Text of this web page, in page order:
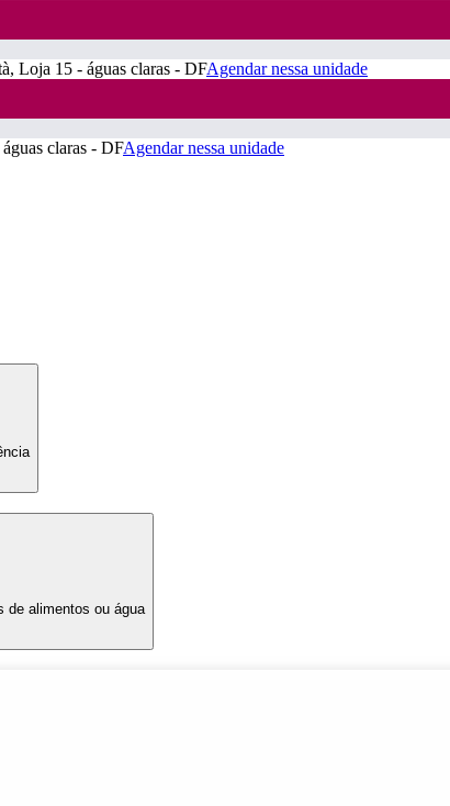
Loja 15 - águas claras - DFAgendar nessa unidade
claras - DFAgendar nessa unidade
de alimentos ou água